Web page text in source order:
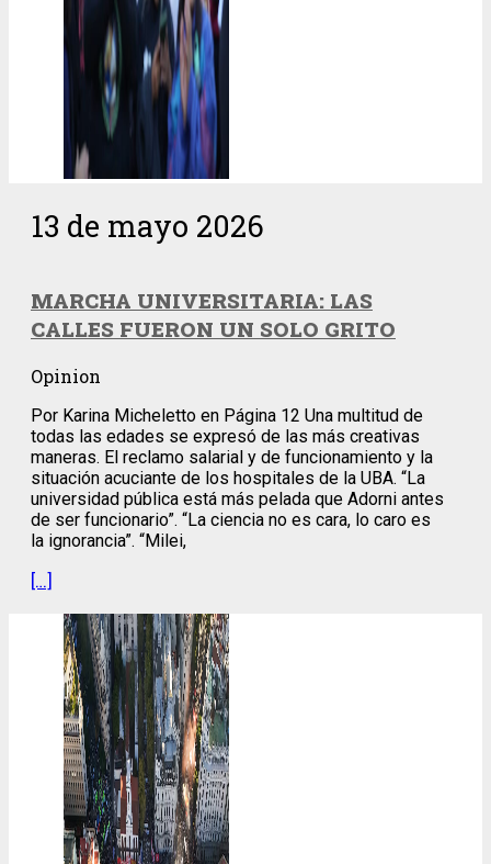
13 de mayo 2026
MARCHA UNIVERSITARIA: LAS
CALLES FUERON UN SOLO GRITO
Opinion
Por Karina Micheletto en Página 12 Una multitud de
todas las edades se expresó de las más creativas
maneras. El reclamo salarial y de funcionamiento y la
situación acuciante de los hospitales de la UBA. “La
universidad pública está más pelada que Adorni antes
de ser funcionario”. “La ciencia no es cara, lo caro es
la ignorancia”. “Milei,
[…]